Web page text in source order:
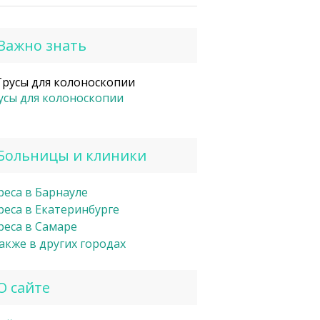
знать
для колоноскопии
и клиники
в Барнауле
в Екатеринбурге
в Самаре
в других городах
сайте